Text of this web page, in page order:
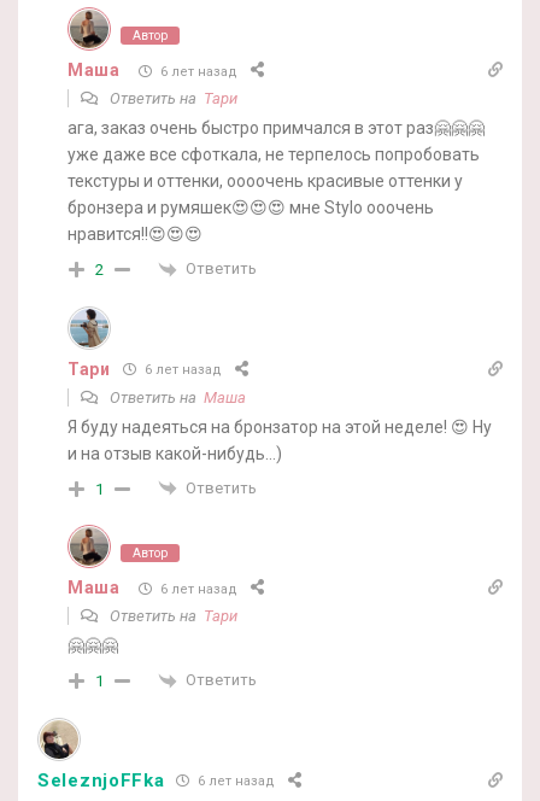
Автор
Маша 6 лет назад
Ответить на Тари
ага, заказ очень быстро примчался в этот раз🤗🤗🤗
уже даже все сфоткала, не терпелось попробовать
текстуры и оттенки, оооочень красивые оттенки у
бронзера и румяшек😍😍😍 мне Stylo ооочень
нравится!!😍😍😍
2 Ответить
Тари 6 лет назад
Ответить на Маша
Я буду надеяться на бронзатор на этой неделе! 😍 Ну
и на отзыв какой-нибудь…)
1 Ответить
Автор
Маша 6 лет назад
Ответить на Тари
🤗🤗🤗
1 Ответить
SeleznjoFFka 6 лет назад